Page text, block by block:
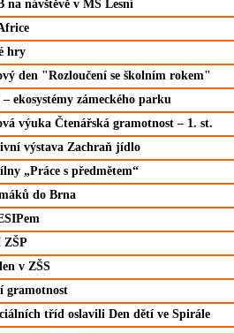
na návštěvě v MŠ Lesní
hry
den "Rozloučení se školním rokem"
ekosystémy zámeckého parku
výuka Čtenářská gramotnost – 1. st.
výstava Zachraň jídlo
„Práce s předmětem“
do Brna
v ZŠS
gramotnost
tříd oslavili Den dětí ve Spirále